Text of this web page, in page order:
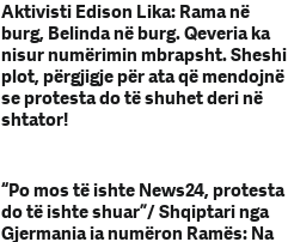
Aktivisti Edison Lika: Rama në
burg, Belinda në burg. Qeveria ka
nisur numërimin mbrapsht. Sheshi
plot, përgjigje për ata që mendojnë
se protesta do të shuhet deri në
shtator!
“Po mos të ishte News24, protesta
do të ishte shuar”/ Shqiptari nga
Gjermania ia numëron Ramës: Na